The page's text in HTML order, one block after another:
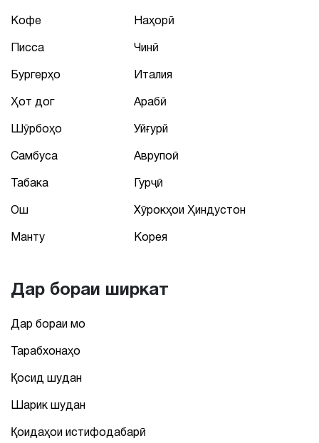
Кофе
Писса
Бургерҳо
Ҳот дог
Шӯрбоҳо
Самбуса
Табака
Ош
Манту
Наҳорӣ
Чинӣ
Италия
Арабӣ
Уйғурй
Аврупоӣ
Гурҷӣ
Хӯрокҳои Ҳиндустон
Корея
Дар бораи ширкат
Дар бораи мо
Тарабхонаҳо
Қосид шудан
Шарик шудан
Қоидаҳои истифодабарӣ